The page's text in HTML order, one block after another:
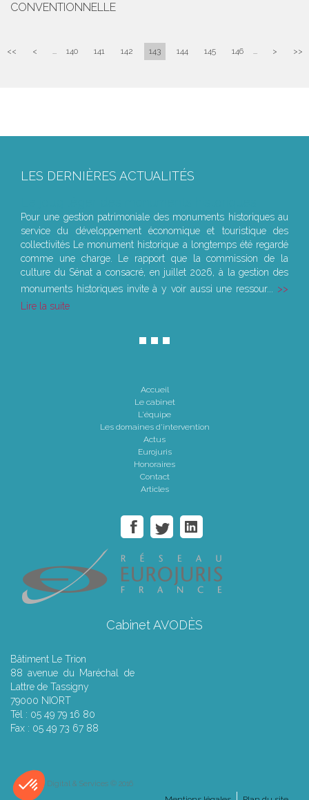
CONVENTIONNELLE
<< < ... 140 141 142 143 144 145 146 ... > >>
LES DERNIÈRES ACTUALITÉS
Pour une gestion patrimoniale des monuments historiques au
service du développement économique et touristique des
collectivités Le monument historique a longtemps été regardé
comme une charge. Le rapport que la commission de la
culture du Sénat a consacré, en juillet 2026, à la gestion des
monuments historiques invite à y voir aussi une ressour...
Lire la suite
Accueil
Le cabinet
L'équipe
Les domaines d'intervention
Actus
Eurojuris
Honoraires
Contact
Articles
Cabinet AVODÈS
Bâtiment Le Trion
88 avenue du Maréchal de
Lattre de Tassigny
79000 NIORT
Tél : 05 49 79 16 80
Fax : 05 49 73 67 88
Septeo Digital & Services © 2016